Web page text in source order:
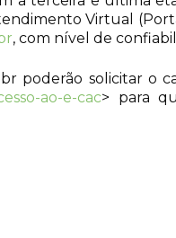
Virtual
, com nível de
poderão solicitar o
ao-e-cac> para